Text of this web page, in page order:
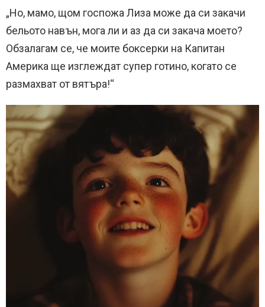
„Но, мамо, щом госпожа Лиза може да си закачи
бельото навън, мога ли и аз да си закача моето?
Обзалагам се, че моите боксерки на Капитан
Америка ще изглеждат супер готино, когато се
размахват от вятъра!“